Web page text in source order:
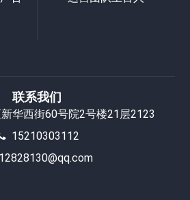
联系我们
华西街60号院2号楼21层2123
15210303112
12828130@qq.com